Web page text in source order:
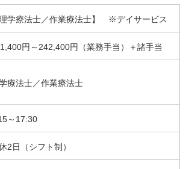
理学療法士／作業療法士】 ※デイサービス
円～242,400円（業務手当）＋諸手当
療法士／作業療法士
～17:30
2日（シフト制）